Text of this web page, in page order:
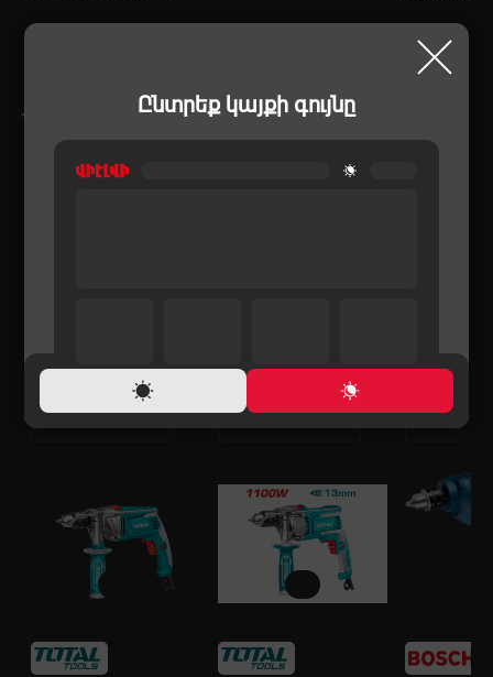
Ընտրեք կայքի գույնը
ՆՄԱՆԱՏԻՊ ԱՊՐԱՆՔՆԵՐ